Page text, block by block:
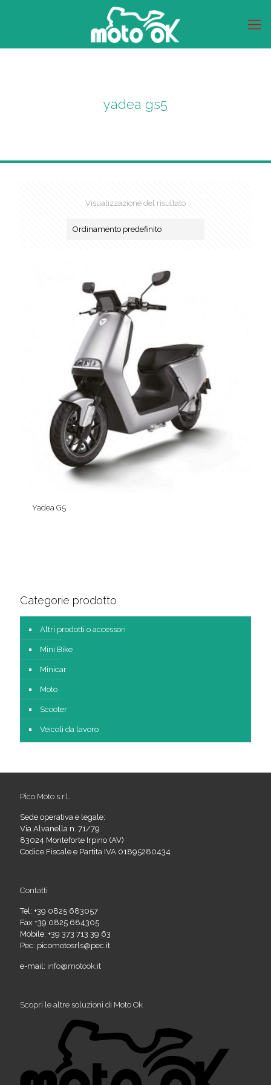
yadea gs5
Visualizzazione del risultato
Yadea G5
Categorie prodotto
Altri prodotti o accessori
Mini Bike
Minicar
Moto
Scooter
Veicoli da lavoro
Pico Moto s.r.l.
Sede operativa e legale:
Via Alvanella n. 71/79
83024 Monteforte Irpino (AV)
Codice Fiscale e Partita IVA 01895280434
Contatti
Tel: +39 0825 683057
Fax +39 0825 684305
Mobile: +39 373 713 39 63
Pec: picomotosrls@pec.it
e-mail: info@motook.it
Scopri le altre soluzioni di Moto Ok